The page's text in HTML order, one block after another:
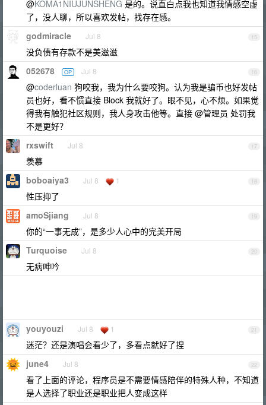
@KOMA1NIUJUNSHENG 是的。说直白点我也知道我情感空虚
了，没人聊，所以喜欢发帖，找存在感。
15
godmiracle Jul 8
没负债有存款不是美滋滋
16
052678 OP Jul 8
@coderluan 狗咬我，我为什么要咬狗。认为我是骗币也好发帖
员也好，看不惯直接 Block 我就好了。眼不见，心不烦。如果觉
得我有触犯社区规则，我人身攻击他等。直接 @管理员 处罚我
不是更好？
17
rxswift Jul 8
羡慕
18
boboaiya3 Jul 8 1
性压抑了
19
amoSjiang Jul 8
你的“一事无成”，是多少人心中的完美开局
20
Turquoise Jul 8
无病呻吟
21
youyouzi Jul 8 1
迷茫？还是演唱会看少了，多看点就好了捏
22
june4 Jul 8
看了上面的评论，程序员是不需要情感陪伴的特殊人种，不知道
是人选择了职业还是职业把人变成这样